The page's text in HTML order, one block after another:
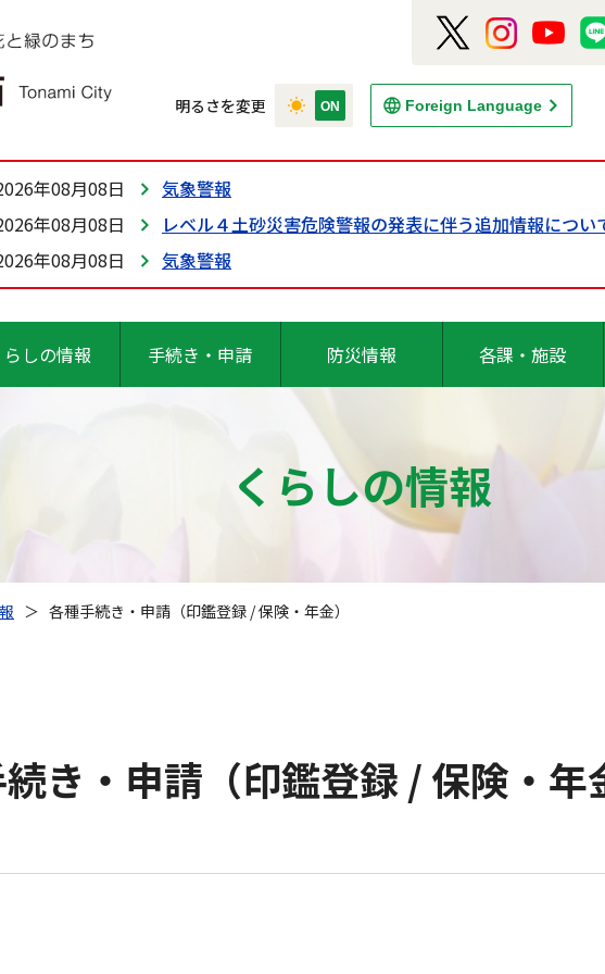
明るさを変更 Foreign Language
年08月08日
気象警報
年08月08日
レベル４土砂災害危険警報の発表に伴う追加情報につい
年08月08日
気象警報
らしの情報 手続き・申請 防災情報 各課・施設
くらしの情報
＞ 各種手続き・申請（印鑑登録 / 保険・年金）
き・申請（印鑑登録 / 保険・年